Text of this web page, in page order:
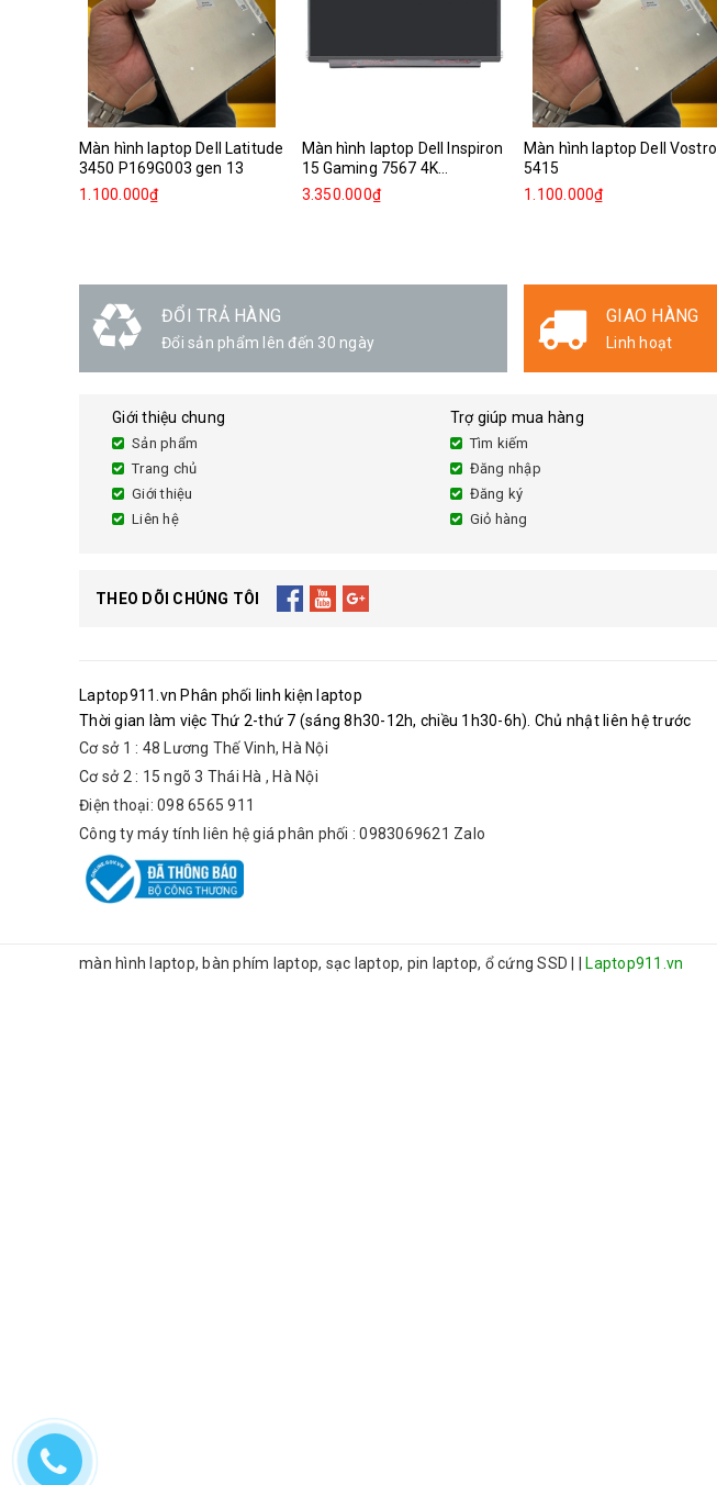
Màn hình laptop Dell Latitude
3450 P169G003 gen 13
1.100.000₫
Màn hình laptop Dell Inspiron
15 Gaming 7567 4K...
3.350.000₫
Màn hình laptop Dell Vostro
5415
1.100.000₫
ĐỔI TRẢ HÀNG
Đổi sản phẩm lên đến 30 ngày
GIAO HÀNG
Linh hoạt
Giới thiệu chung
Sản phẩm
Trang chủ
Giới thiệu
Liên hệ
Trợ giúp mua hàng
Tìm kiếm
Đăng nhập
Đăng ký
Giỏ hàng
THEO DÕI CHÚNG TÔI
Laptop911.vn Phân phối linh kiện laptop
Thời gian làm việc Thứ 2-thứ 7 (sáng 8h30-12h, chiều 1h30-6h). Chủ nhật liên hệ trước
Cơ sở 1 : 48 Lương Thế Vinh, Hà Nội
Cơ sở 2 : 15 ngõ 3 Thái Hà , Hà Nội
Điện thoại: 098 6565 911
Công ty máy tính liên hệ giá phân phối : 0983069621 Zalo
màn hình laptop, bàn phím laptop, sạc laptop, pin laptop, ổ cứng SSD| |Laptop911.vn